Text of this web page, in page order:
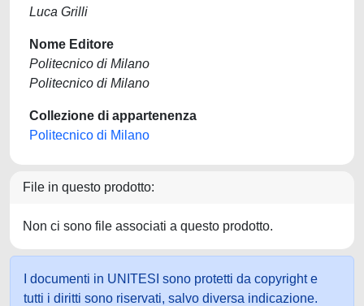
Luca Grilli
Nome Editore
Politecnico di Milano
Politecnico di Milano
Collezione di appartenenza
Politecnico di Milano
File in questo prodotto:
Non ci sono file associati a questo prodotto.
I documenti in UNITESI sono protetti da copyright e
tutti i diritti sono riservati, salvo diversa indicazione.